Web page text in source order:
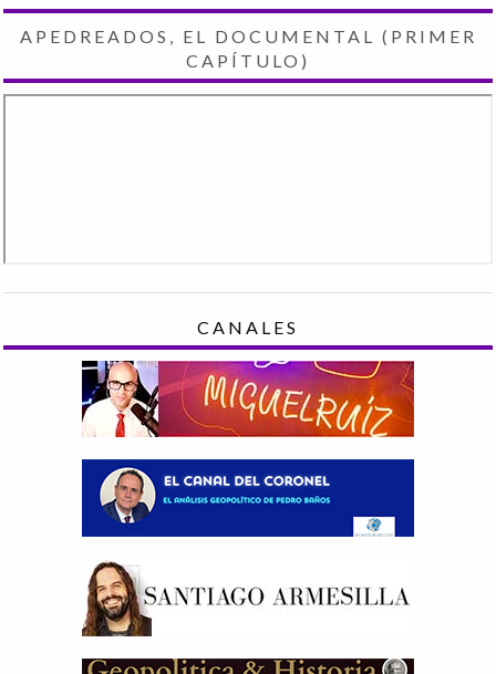
APEDREADOS, EL DOCUMENTAL (PRIMER
CAPÍTULO)
CANALES